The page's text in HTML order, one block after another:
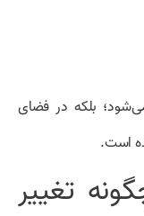
بلکه در فضای
است.
تغییر